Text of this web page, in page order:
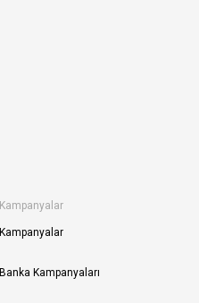
Kampanyalar
Kampanyalar
Banka Kampanyaları